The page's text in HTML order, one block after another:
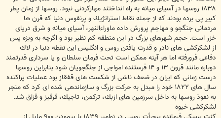
۱۸۳۸ روسها در آسياى ميانه به راه انداختند مهاركردنى نبود. روسها از زمان پطر
كبير پى برده بودند كه از جمله نقاط استراتژيك و پرنفوس دنيا كه قرن ها
مردمانى جنگجو و مهاجم پرورش داده ماوراءالنهر، آسياى ميانه و شرق درياى
خزر است. حجم شهرهاى بزرگ در اين منطقه كم نظير بود و اگرچه به ويژه پس
از لشكركشى هاى نادر و قدرت يافتن روس و انگليس اين نقطه دنيا در لاك
دفاعى فرورفته اما هر آينه ممكن است تحت فرمان سلطان و يا سردارى قدرتمند
دوباره مانند قرون ۱۳ و ۱۴ فرستنده امواجى از جنگجويان شود بنابراين روسها
درست زمانى كه ايران در ضعف ناشى از شكست هاى قفقاز بود عمليات پراكنده
سال هاى ۱۸۲۲ خود را مبدل به حركت بزرگ و سازماندهى شده اى كرد كه منجر
به نفوذ روسها به داخل سرزمين هاى ازبك، تركمن، تاجيك، قرقيز و قزاق شد.
لشكركشى خيوه